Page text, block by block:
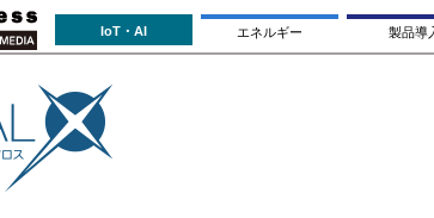
IoT・AI エネルギー 製品導